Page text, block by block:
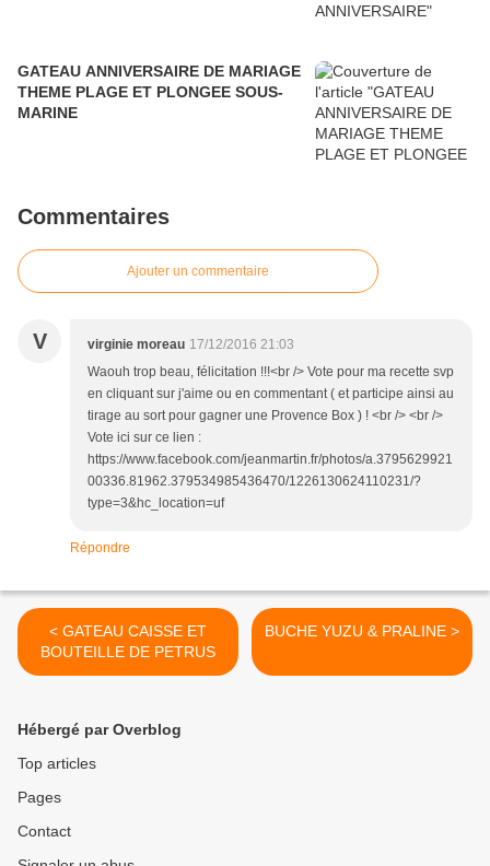
GATEAU ANNIVERSAIRE DE MARIAGE
THEME PLAGE ET PLONGEE SOUS-
MARINE
Commentaires
Ajouter un commentaire
V virginie moreau 17/12/2016 21:03
Waouh trop beau, félicitation !!!<br /> Vote pour ma recette svp
en cliquant sur j'aime ou en commentant ( et participe ainsi au
tirage au sort pour gagner une Provence Box ) ! <br /> <br />
Vote ici sur ce lien :
https://www.facebook.com/jeanmartin.fr/photos/a.3795629921
00336.81962.379534985436470/1226130624110231/?
type=3&hc_location=uf
Répondre
< GATEAU CAISSE ET
BOUTEILLE DE PETRUS
BUCHE YUZU & PRALINE >
Hébergé par Overblog
Top articles
Pages
Contact